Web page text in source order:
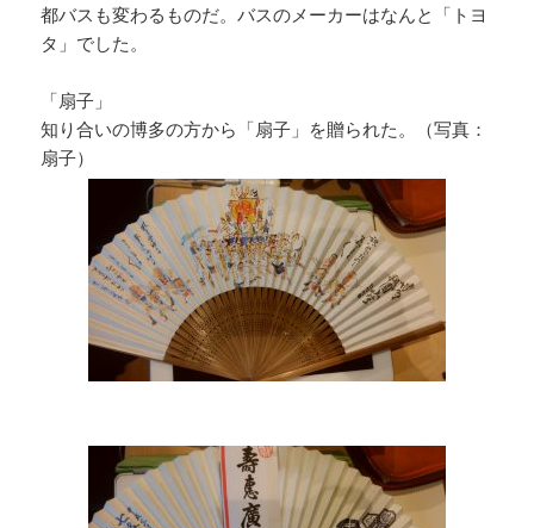
都バスも変わるものだ。バスのメーカーはなんと「トヨ
タ」でした。
「扇子」
知り合いの博多の方から「扇子」を贈られた。（写真：
扇子）